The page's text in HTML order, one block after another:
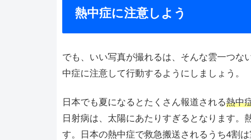
熱中症に注意しよう
でも、いい写真が撮れるは、そんな雲一つな
中症に注意して行動するようにしましょう。
日本でも夏になるとたくさん報道される熱中
日射病は、太陽にあたりすぎるとなります。
す。日本の熱中症で救急搬送されるうち4割